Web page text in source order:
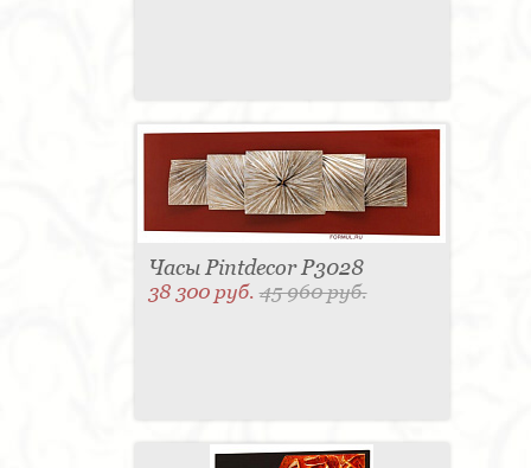
Часы Pintdecor P3028
38 300 руб.45 960 руб.